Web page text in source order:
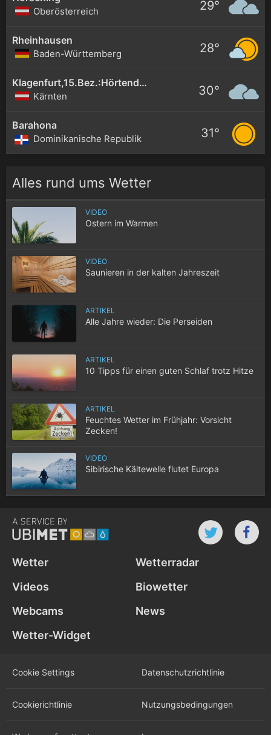
Oberösterreich 29°
Rheinhausen
Baden-Württemberg 28°
Klagenfurt,15.Bez.:Hörtendorf
Kärnten 30°
Barahona
Dominikanische Republik 31°
Alles rund ums Wetter
VIDEO
Ostern im Warmen
VIDEO
Saunieren in der kalten Jahreszeit
ARTIKEL
Alle Jahre wieder: Die Perseiden
ARTIKEL
10 Tipps für einen guten Schlaf trotz Hitze
ARTIKEL
Feuchtes Wetter im Frühjahr: Vorsicht
Zecken!
VIDEO
Sibirische Kältewelle flutet Europa
Wetter
Wetterradar
Videos
Biowetter
Webcams
News
Wetter-Widget
Cookie Settings Datenschutz­richtlinie
Cookie­richtlinie Nutzungs­bedingungen